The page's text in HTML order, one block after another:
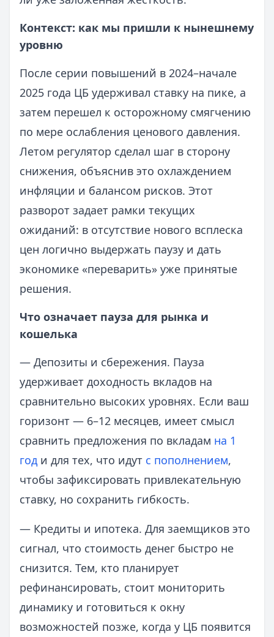
Контекст: как мы пришли к нынешнему
уровню
После серии повышений в 2024–начале
2025 года ЦБ удерживал ставку на пике, а
затем перешел к осторожному смягчению
по мере ослабления ценового давления.
Летом регулятор сделал шаг в сторону
снижения, объяснив это охлаждением
инфляции и балансом рисков. Этот
разворот задает рамки текущих
ожиданий: в отсутствие нового всплеска
цен логично выдержать паузу и дать
экономике «переварить» уже принятые
решения.
Что означает пауза для рынка и
кошелька
— Депозиты и сбережения. Пауза
удерживает доходность вкладов на
сравнительно высоких уровнях. Если ваш
горизонт — 6–12 месяцев, имеет смысл
сравнить предложения по вкладам на 1
год и для тех, что идут с пополнением,
чтобы зафиксировать привлекательную
ставку, но сохранить гибкость.
— Кредиты и ипотека. Для заемщиков это
сигнал, что стоимость денег быстро не
снизится. Тем, кто планирует
рефинансировать, стоит мониторить
динамику и готовиться к окну
возможностей позже, когда у ЦБ появится